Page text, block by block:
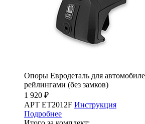
Опоры Евродеталь для
рейлингами (без замков)
1 920 ₽
АРТ ET2012F Инструкция
Подробнее